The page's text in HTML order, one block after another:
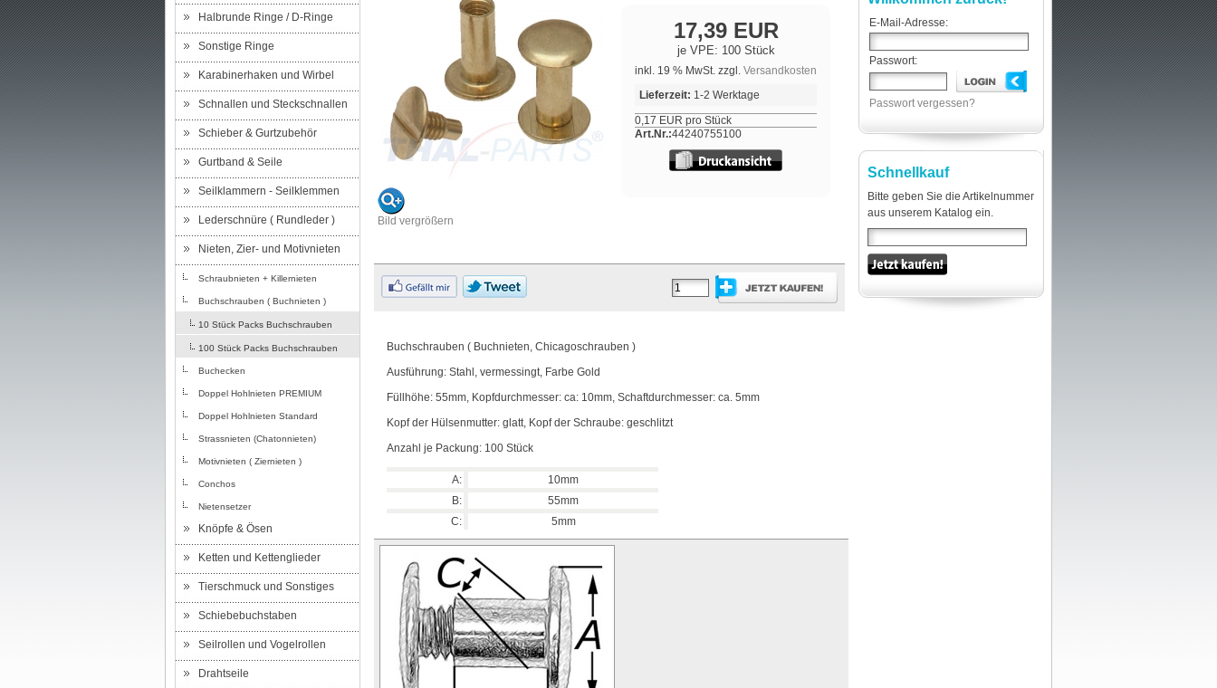
Halbrunde Ringe / D-Ringe
Sonstige Ringe
Karabinerhaken und Wirbel
Schnallen und Steckschnallen
Schieber & Gurtzubehör
Gurtband & Seile
Seilklammern - Seilklemmen
Lederschnüre ( Rundleder )
Nieten, Zier- und Motivnieten
Schraubnieten + Killernieten
Buchschrauben ( Buchnieten )
10 Stück Packs Buchschrauben
100 Stück Packs Buchschrauben
Buchecken
Doppel Hohlnieten PREMIUM
Doppel Hohlnieten Standard
Strassnieten (Chatonnieten)
Motivnieten ( Ziernieten )
Conchos
Nietensetzer
Knöpfe & Ösen
Ketten und Kettenglieder
Tierschmuck und Sonstiges
Schiebebuchstaben
Seilrollen und Vogelrollen
Drahtseile
Bild vergrößern
17,39 EUR
je VPE: 100 Stück
inkl. 19 % MwSt. zzgl. Versandkosten
Lieferzeit: 1-2 Werktage
0,17 EUR pro Stück
Art.Nr.:44240755100
Buchschrauben ( Buchnieten, Chicagoschrauben )
Ausführung: Stahl, vermessingt, Farbe Gold
Füllhöhe: 55mm, Kopfdurchmesser: ca: 10mm, Schaftdurchmesser: ca. 5mm
Kopf der Hülsenmutter: glatt, Kopf der Schraube: geschlitzt
Anzahl je Packung: 100 Stück
A:
10mm
B:
55mm
C:
5mm
E-Mail-Adresse:
Passwort:
Passwort vergessen?
Schnellkauf
Bitte geben Sie die Artikelnummer
aus unserem Katalog ein.